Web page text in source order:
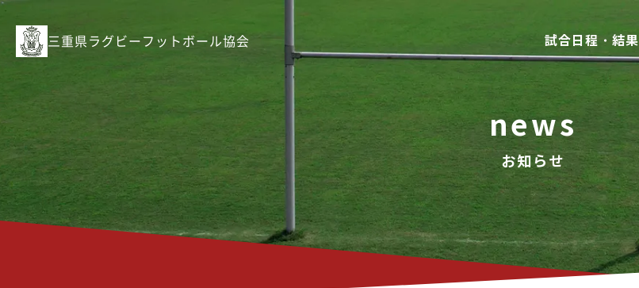
三重県ラグビーフットボール協会 試合日程・結果
お知らせ
news